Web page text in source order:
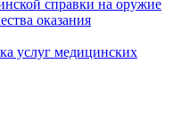
справки на оружие
оказания
услуг медицинскиx